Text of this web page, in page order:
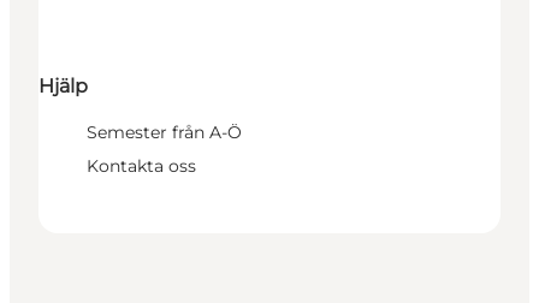
Hjälp
Semester från A-Ö
Kontakta oss